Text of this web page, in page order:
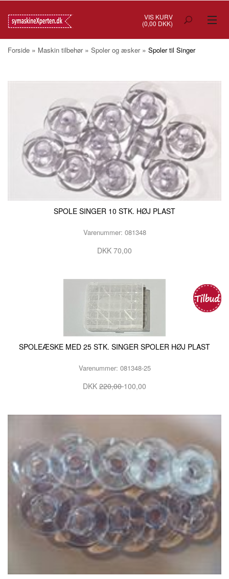
VIS KURV
(0,00 DKK)
COVERSTITCH
BRODERIMASKINER
INDUSTRI
BRUGTE/DEMO
MASKIN TILBEHØR
Forside » Maskin tilbehør» Spoler og æsker» Spoler til Singer
SPOLE SINGER 10 STK. HØJ PLAST
Varenummer: 081348
DKK 70,00
SPOLEÆSKE MED 25 STK. SINGER SPOLER HØJ PLAST
Varenummer: 081348-25
DKK 220,00100,00